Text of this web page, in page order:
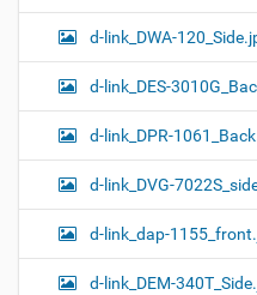
d-link_DWA-
d-link_DES-
d-link_DPR-
d-link_DVG-
d-link_dap-
d-link_DEM-